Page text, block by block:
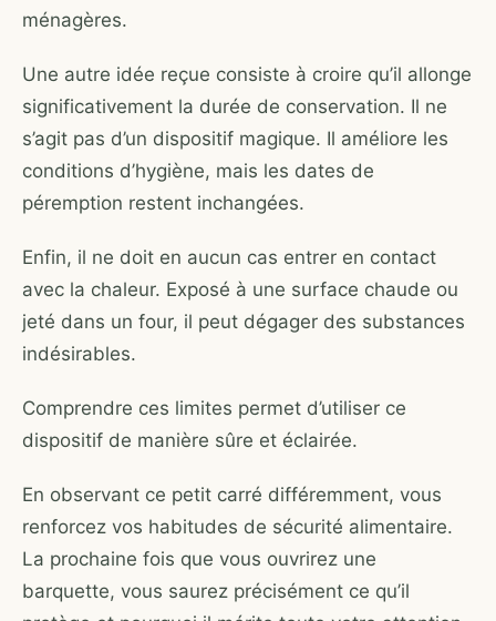
ménagères.
Une autre idée reçue consiste à croire qu’il allonge
significativement la durée de conservation. Il ne
s’agit pas d’un dispositif magique. Il améliore les
conditions d’hygiène, mais les dates de
péremption restent inchangées.
Enfin, il ne doit en aucun cas entrer en contact
avec la chaleur. Exposé à une surface chaude ou
jeté dans un four, il peut dégager des substances
indésirables.
Comprendre ces limites permet d’utiliser ce
dispositif de manière sûre et éclairée.
En observant ce petit carré différemment, vous
renforcez vos habitudes de sécurité alimentaire.
La prochaine fois que vous ouvrirez une
barquette, vous saurez précisément ce qu’il